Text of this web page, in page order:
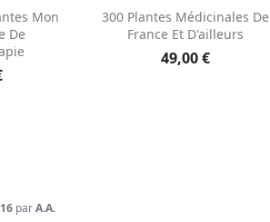
Mon
De
Aperçu rapide
300 Plantes Médicinales De
France Et D'ailleurs
49,00 €
parA.A.